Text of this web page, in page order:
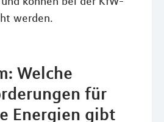
werden.
Welche
für
Energien gibt